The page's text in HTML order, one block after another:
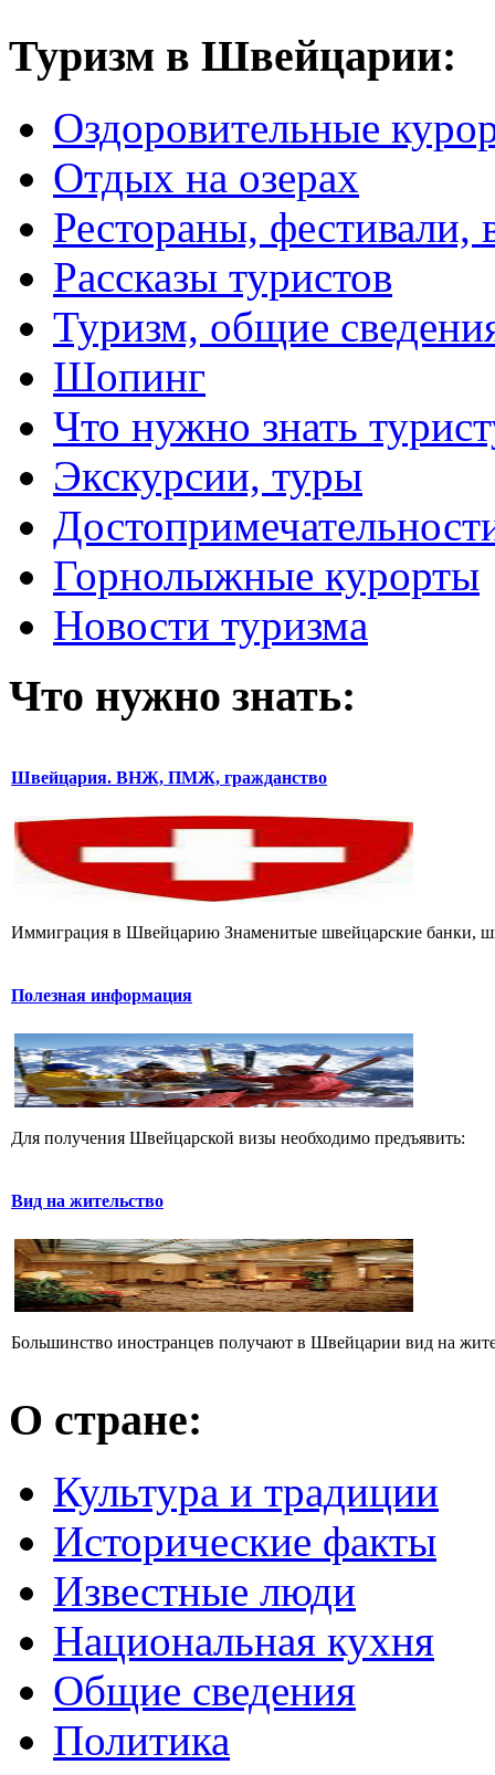
Туризм в Швейцарии:
Оздоровительные
Отдых на озерах
Рестораны, фестивали,
Рассказы туристов
Туризм, общие
Шопинг
Что нужно знать
Экскурсии, туры
Горнолыжные курорты
Новости туризма
Что нужно знать:
Швейцария. ВНЖ, ПМЖ, гражданство
Иммиграция в Швейцарию Знаменитые швейцарские банки,
Полезная информация
Для получения Швейцарской визы необходимо предъявить:
Вид на жительство
Большинство иностранцев получают в Швейцарии вид на
О стране:
Культура и традиции
Исторические факты
Известные люди
Национальная кухня
Общие сведения
Политика